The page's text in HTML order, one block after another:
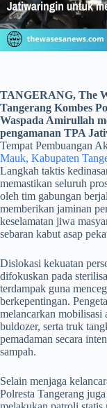
TANGERANG, The
Tangerang Kombes
Waspada Amirullah
pengamanan TPA
Tempat Pembuangan
Mauk, Kabupaten
Langkah taktis
memastikan seluruh
oleh tim gabungan
memberikan jaminan
keselamatan jiwa
sebaran kabut asap
​Dislokasi kekuatan
difokuskan pada
terdampak guna
berkepentingan.
melancarkan mobilisasi
buldozer, serta truk
pemadaman secara
sampah.
​Selain menjaga
Polresta Tangerang